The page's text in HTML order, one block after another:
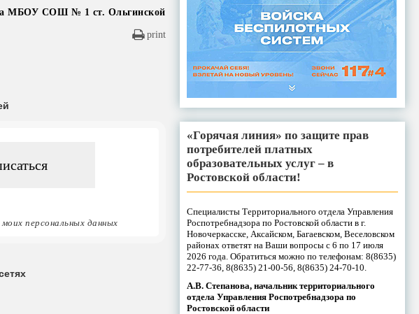
МБОУ СОШ № 1 ст. Ольгинской
print
персональных данных
«Горячая линия» по защите прав
потребителей платных
образовательных услуг – в
Ростовской области!
Специалисты Территориального отдела Управления
Роспотребнадзора по Ростовской области в г.
Новочеркасске, Аксайском, Багаевском, Веселовском
районах ответят на Ваши вопросы с 6 по 17 июля
2026 года. Обратиться можно по телефонам: 8(8635)
22-77-36, 8(8635) 21-00-56, 8(8635) 24-70-10.
А.В. Степанова, начальник территориального
отдела Управления Роспотребнадзора по
Ростовской области